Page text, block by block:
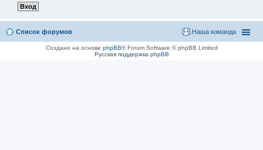
Список форумов Наша команда
Создано на основе phpBB® Forum Software © phpBB Limited
Русская поддержка phpBB